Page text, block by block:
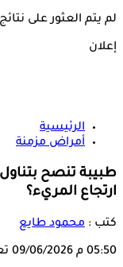
لم يتم العثور على
إعلان
الرئيسية
أمراض مزمنة
طبيبة تنصح
ارتجاع المريء؟
كتب : محمود طايع
05:50 م 09/06/2026